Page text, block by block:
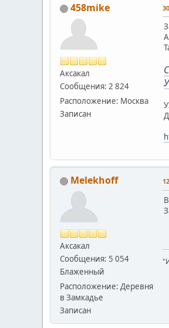
458mike
Аксакал
Сообщения: 2 824
Расположение: Москва
Записан
Melekhoff
Аксакал
Сообщения: 5 054
Блаженный
Расположение: Деревня
в Замкадье
Записан